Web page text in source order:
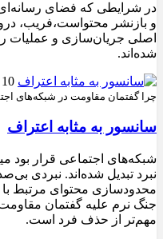
در شرایطی که فضای رسانه‌ای
و بازنشر محتواست،فریب،
اصلی جریان‌سازی و عملیات
شده‌اند.
10 دی 1404
چرا گفتمان مقاومت در شبکه‌های
سانسور به مثابه اعتراف
شبکه‌های اجتماعی قرار بود
نبرد تبدیل شده‌اند. نبردی
محدودسازی محتوای مرتبط با
جنگ نرم علیه گفتمان
مهم‌تر از حذف فرد است.